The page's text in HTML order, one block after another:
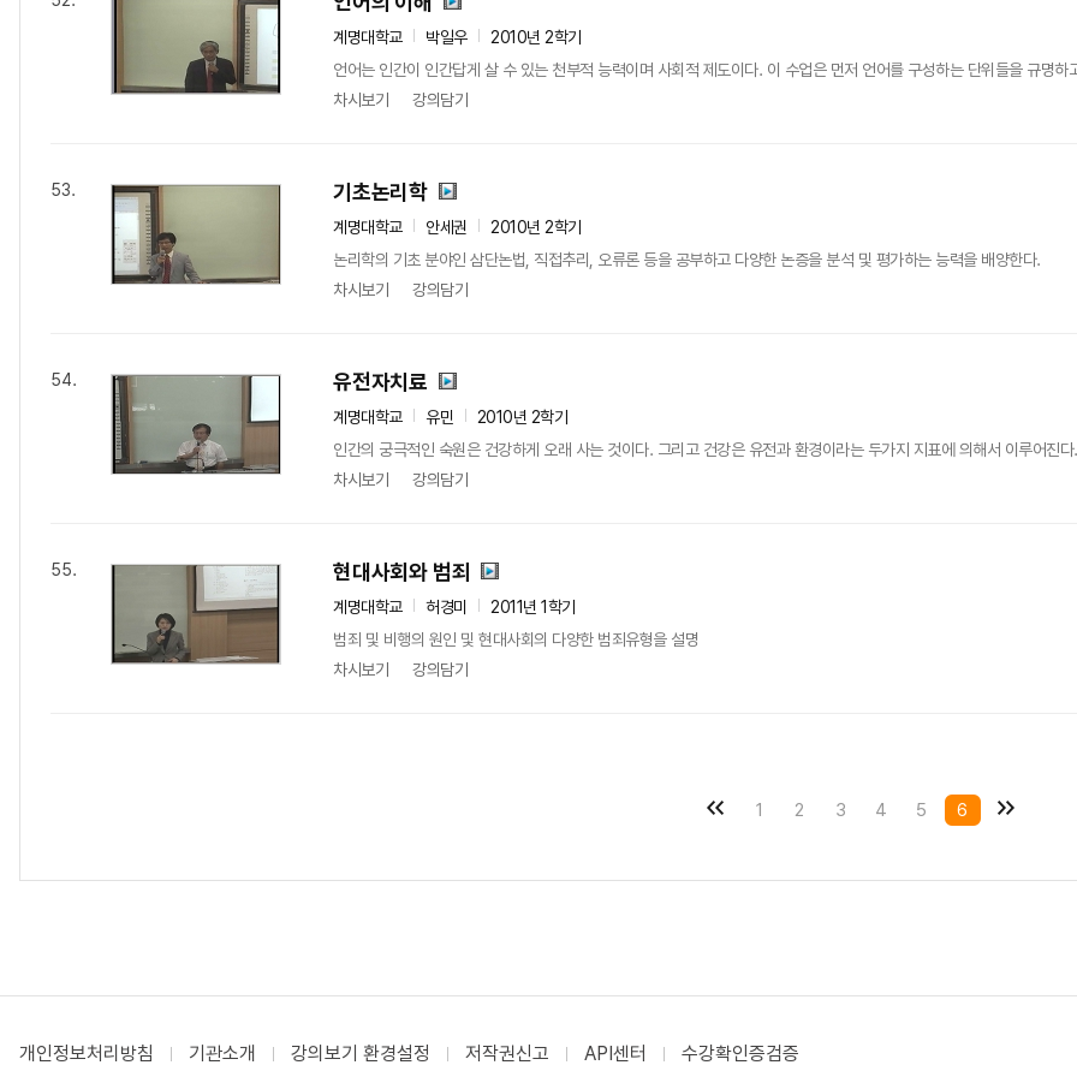
계명대학교 박일우
2010년 2학기
언어는 인간이 인간답게 살 수 있는 천부적 능력이며 사회적 제도이다. 이 수업은 먼저 언어를 구성하는 단위들을 규명
차시보기
강의담기
53. 기초논리학
계명대학교 안세권
2010년 2학기
논리학의 기초 분야인 삼단논법, 직접추리, 오류론 등을 공부하고 다양한 논증을 분석 및 평가하는 능력을 배양한다.
차시보기
강의담기
54. 유전자치료
계명대학교 유민
2010년 2학기
인간의 궁극적인 숙원은 건강하게 오래 사는 것이다. 그리고 건강은 유전과 환경이라는 두가지 지표에 의해서 이루어진
차시보기
강의담기
55. 현대사회와 범죄
계명대학교 허경미
2011년 1학기
범죄 및 비행의 원인 및 현대사회의 다양한 범죄유형을 설명
차시보기
강의담기
1 2 3 4 5 6
개인정보처리방침 기관소개 강의보기 환경설정 저작권신고 API센터 수강확인증검증